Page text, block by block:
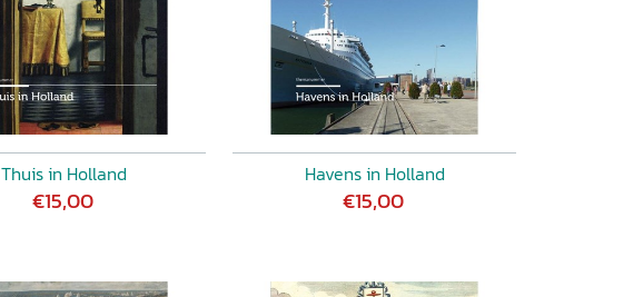
Thuis in Holland
€15,00
Havens in Holland
€15,00